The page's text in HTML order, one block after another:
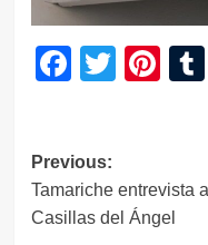
Navegación
de
Previous:
Tamariche entrevista
Casillas del Ángel